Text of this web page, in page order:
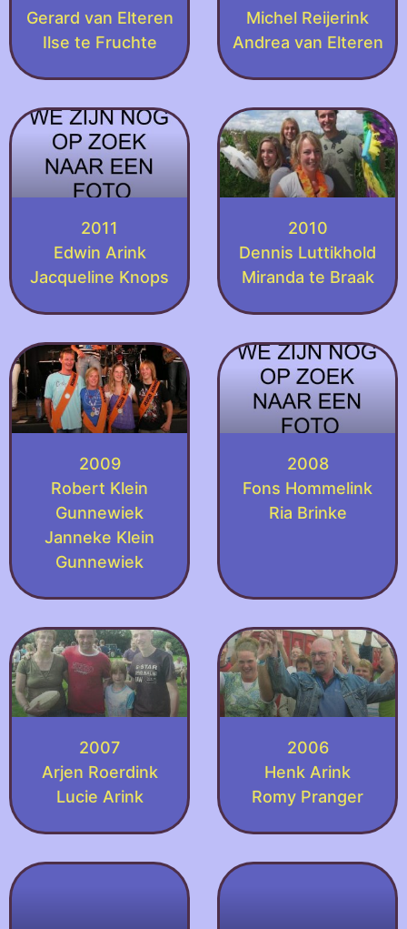
Gerard van Elteren
Ilse te Fruchte
Michel Reijerink
Andrea van Elteren
2011
Edwin Arink
Jacqueline Knops
2010
Dennis Luttikhold
Miranda te Braak
2009
Robert Klein
Gunnewiek
Janneke Klein
Gunnewiek
2008
Fons Hommelink
Ria Brinke
2007
Arjen Roerdink
Lucie Arink
2006
Henk Arink
Romy Pranger